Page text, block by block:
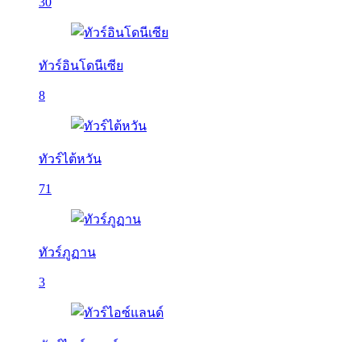
ทัวร์อินโดนีเซีย
8
ทัวร์ไต้หวัน
71
ทัวร์ภูฏาน
3